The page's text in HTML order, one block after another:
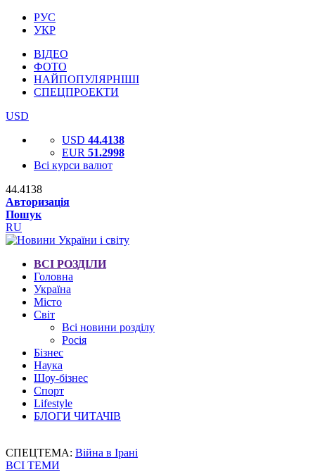
РУС
УКР
ВІДЕО
ФОТО
НАЙПОПУЛЯРНІШІ
СПЕЦПРОЕКТИ
USD
USD 44.4138
EUR 51.2998
Всі курси валют
44.4138
Авторизація
Пошук
RU
ВСІ РОЗДІЛИ
Головна
Україна
Місто
Світ
Всі новини розділу
Росія
Бізнес
Наука
Шоу-бізнес
Спорт
Lifestyle
БЛОГИ ЧИТАЧІВ
СПЕЦТЕМА: Війна в Ірані
ВСІ ТЕМИ